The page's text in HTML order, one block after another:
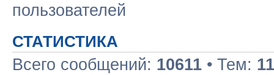
пользователей
СТАТИСТИКА
Всего сообщений: 10611 • Тем: